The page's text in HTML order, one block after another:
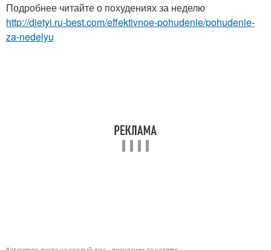
Подробнее читайте о похудениях за неделю
http://dietyi.ru-best.com/effektivnoe-pohudenie/pohudenie-
za-nedelyu